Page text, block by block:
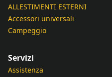
ALLESTIMENTI ESTERNI
Accessori universali
Campeggio
Servizi
Assistenza